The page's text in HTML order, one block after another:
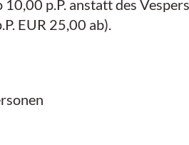
p.P. anstatt des
EUR 25,00 ab).